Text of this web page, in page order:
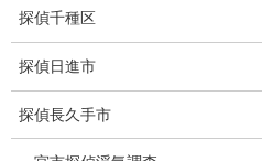
所在調査
身元調査
人探し
探偵千種区
探偵日進市
探偵長久手市